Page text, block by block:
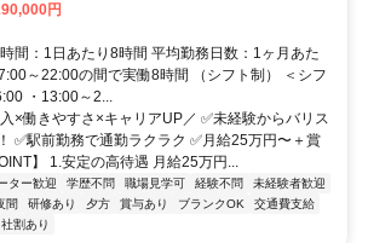
与あり円
間：1日あたり8時間 平均勤務日数：1ヶ月あた
～22:00の間で実働8時間 （シフト制） ＜シフ
・13:00～2...
×働きやすさ×キャリアUP／ ✅未経験からバリス
✅駅前勤務で通勤ラクラク ✅月給25万円〜＋賞
】 1.安定の高待遇 月給25万円...
ター歓迎 学歴不問 職場見学可 経験不問
未経験者歓迎
間 研修あり 夕方 賞与あり ブランクOK
交通費支給
社割あり